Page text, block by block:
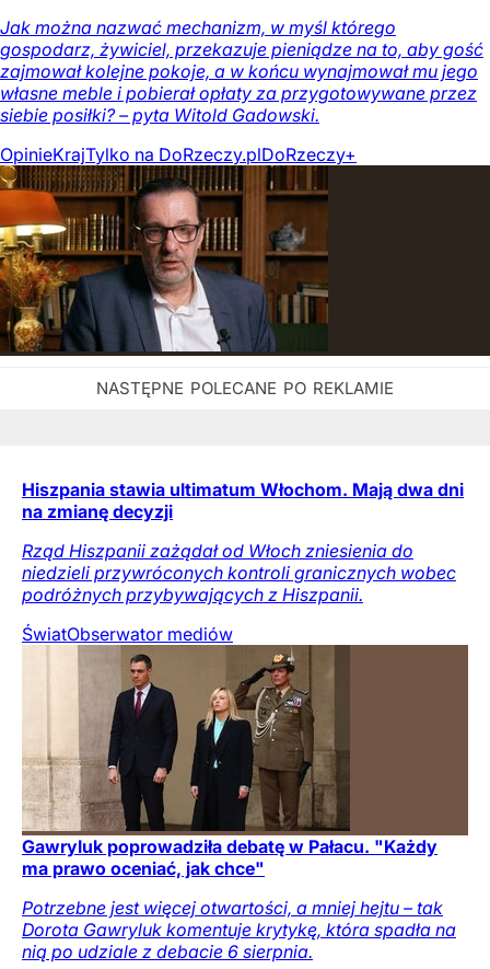
Jak można nazwać mechanizm, w myśl którego
gospodarz, żywiciel, przekazuje pieniądze na to, aby gość
zajmował kolejne pokoje, a w końcu wynajmował mu jego
własne meble i pobierał opłaty za przygotowywane przez
siebie posiłki? – pyta Witold Gadowski.
OpinieKrajTylko na DoRzeczy.plDoRzeczy+
Hiszpania stawia ultimatum Włochom. Mają dwa dni
na zmianę decyzji
Rząd Hiszpanii zażądał od Włoch zniesienia do
niedzieli przywróconych kontroli granicznych wobec
podróżnych przybywających z Hiszpanii.
ŚwiatObserwator mediów
Gawryluk poprowadziła debatę w Pałacu. "Każdy
ma prawo oceniać, jak chce"
Potrzebne jest więcej otwartości, a mniej hejtu – tak
Dorota Gawryluk komentuje krytykę, która spadła na
nią po udziale z debacie 6 sierpnia.